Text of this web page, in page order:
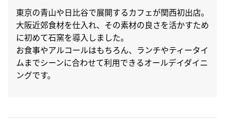
東京の青山や日比谷で展開するカフェが関西初出店。
大阪近郊食材を仕入れ、その素材の良さを活かすため
に初めて石窯を導入しました。
お食事やアルコールはもちろん、ランチやティータイ
ムまでシーンに合わせて利用できるオールデイダイニ
ングです。